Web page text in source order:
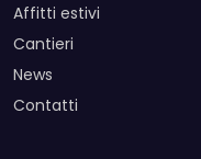
Affitti estivi
Cantieri
News
Contatti